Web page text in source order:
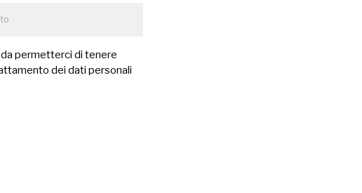
permetterci di tenere
dei dati personali